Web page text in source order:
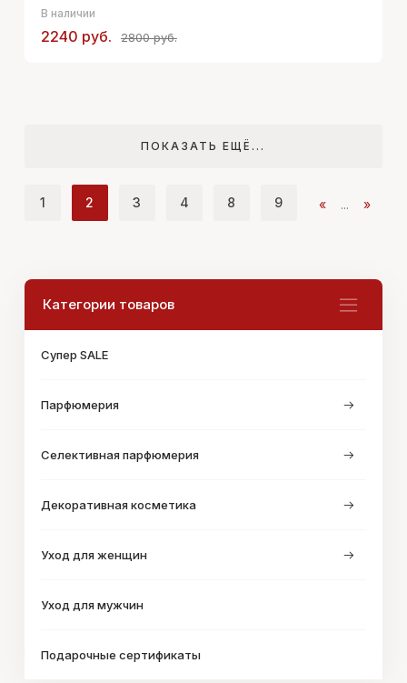
В наличии
2240 руб. 2800 руб.
ПОКАЗАТЬ ЕЩЁ...
«
1 2 3 4 ...
8 9 »
Категории товаров
Супер SALE
Парфюмерия
Селективная парфюмерия
Декоративная косметика
Уход для женщин
Уход для мужчин
Подарочные сертификаты